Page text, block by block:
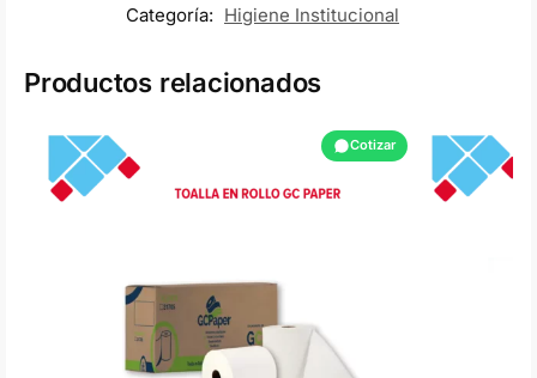
Categoría: Higiene Institucional
Productos relacionados
Cotizar